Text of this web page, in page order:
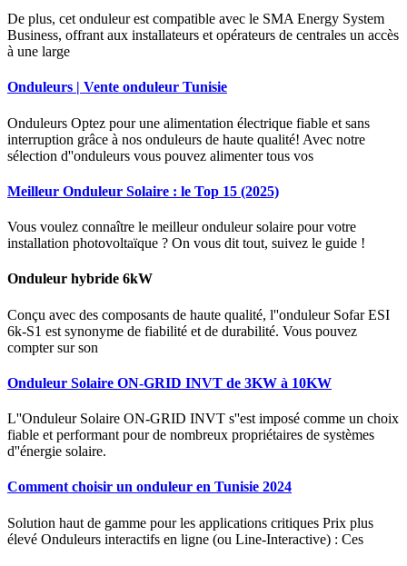
De plus, cet onduleur est compatible avec le SMA Energy System
Business, offrant aux installateurs et opérateurs de centrales un accès
à une large
Onduleurs | Vente onduleur Tunisie
Onduleurs Optez pour une alimentation électrique fiable et sans
interruption grâce à nos onduleurs de haute qualité! Avec notre
sélection d''onduleurs vous pouvez alimenter tous vos
Meilleur Onduleur Solaire : le Top 15 (2025)
Vous voulez connaître le meilleur onduleur solaire pour votre
installation photovoltaïque ? On vous dit tout, suivez le guide !
Onduleur hybride 6kW
Conçu avec des composants de haute qualité, l''onduleur Sofar ESI
6k-S1 est synonyme de fiabilité et de durabilité. Vous pouvez
compter sur son
Onduleur Solaire ON-GRID INVT de 3KW à 10KW
L''Onduleur Solaire ON-GRID INVT s''est imposé comme un choix
fiable et performant pour de nombreux propriétaires de systèmes
d''énergie solaire.
Comment choisir un onduleur en Tunisie 2024
Solution haut de gamme pour les applications critiques Prix plus
élevé Onduleurs interactifs en ligne (ou Line-Interactive) : Ces